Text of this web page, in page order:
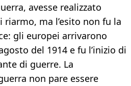
avesse realizzato
ma l’esito non fu la
gli europei arrivarono
del 1914 e fu l’inizio di
di guerre. La
non pare essere